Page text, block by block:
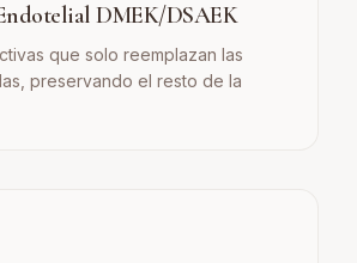
DMEK/DSAEK
que solo reemplazan las
preservando el resto de la